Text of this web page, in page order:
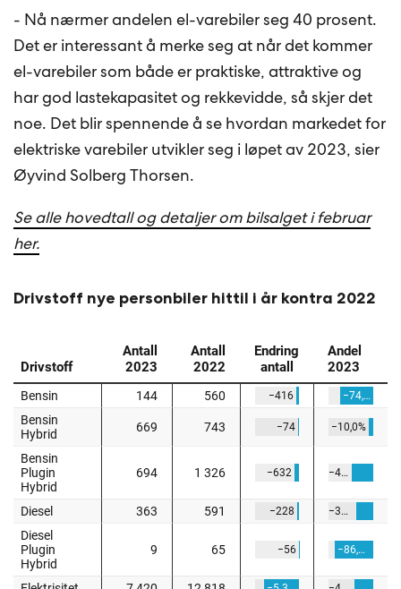
- Nå nærmer andelen el-varebiler seg 40 prosent.
Det er interessant å merke seg at når det kommer
el-varebiler som både er praktiske, attraktive og
har god lastekapasitet og rekkevidde, så skjer det
noe. Det blir spennende å se hvordan markedet for
elektriske varebiler utvikler seg i løpet av 2023, sier
Øyvind Solberg Thorsen.
Se alle hovedtall og detaljer om bilsalget i februar
her.
Drivstoff nye personbiler hittil i år kontra 2022